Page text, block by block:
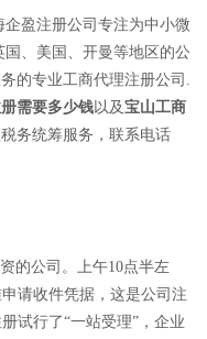
盈注册公司专注为中小微
、美国、开曼等地区的公
的专业工商代理注册公司.
需要多少钱以及宝山工商
务统筹服务，联系电话
的公司。上午10点半左
请收件凭据，这是公司注
行了“一站受理”，企业